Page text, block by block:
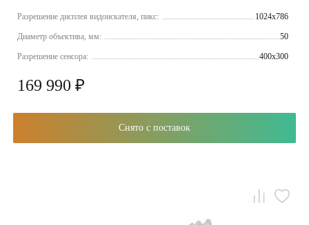
Разрешение дисплея видоискателя, пикс: 1024х786
Диаметр объектива, мм: 50
Разрешение сенсора: 400x300
169 990 ₽
Снято с поставок